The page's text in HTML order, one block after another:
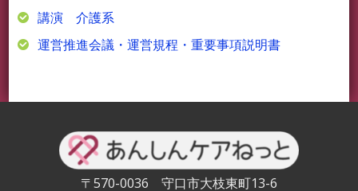
講演 介護系
運営推進会議・運営規程・重要事項説明書
〒570-0036 守口市大枝東町13-6